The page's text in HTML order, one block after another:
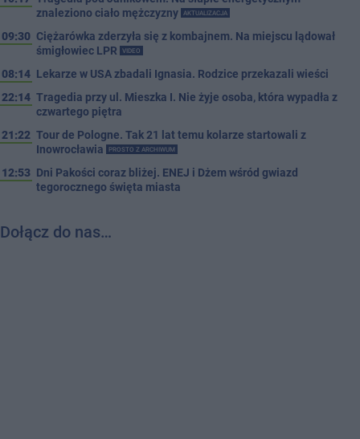
znaleziono ciało mężczyzny
AKTUALIZACJA
09:30 Ciężarówka zderzyła się z kombajnem. Na miejscu lądował
śmigłowiec LPR
VIDEO
08:14 Lekarze w USA zbadali Ignasia. Rodzice przekazali wieści
22:14 Tragedia przy ul. Mieszka I. Nie żyje osoba, która wypadła z
czwartego piętra
21:22 Tour de Pologne. Tak 21 lat temu kolarze startowali z
Inowrocławia
PROSTO Z ARCHIWUM
12:53 Dni Pakości coraz bliżej. ENEJ i Dżem wśród gwiazd
tegorocznego święta miasta
Dołącz do nas…